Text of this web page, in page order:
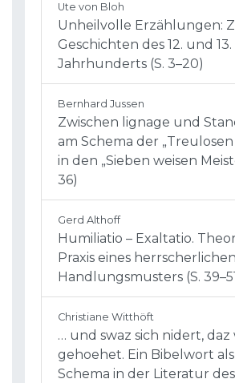
Ute von Bloh
Unheilvolle Erzählungen:
Geschichten des 12. und 13.
Jahrhunderts (S. 3–20)
Bernhard Jussen
Zwischen lignage und
am Schema der
in den „Sieben weisen
36)
Gerd Althoff
Humiliatio – Exaltatio.
Praxis eines herrscherlichen
Handlungsmusters (S.
Christiane Witthöft
… und swaz sich nidert,
gehoehet. Ein Bibelwort
Schema in der Literatur des